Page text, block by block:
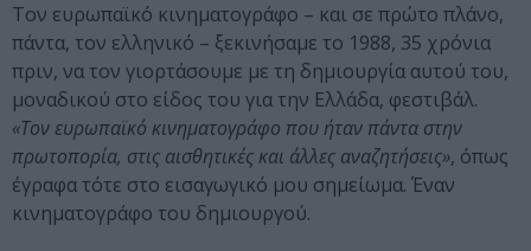
Τον ευρωπαϊκό κινηματογράφο – και σε πρώτο πλάνο,
πάντα, τον ελληνικό – ξεκινήσαμε το 1988, 35 χρόνια
πριν, να τον γιορτάσουμε με τη δημιουργία αυτού του,
μοναδικού στο είδος του για την Ελλάδα, φεστιβάλ.
«Τον ευρωπαϊκό κινηματογράφο που ήταν πάντα στην
πρωτοπορία, στις αισθητικές και άλλες αναζητήσεις», όπως
έγραφα τότε στο εισαγωγικό μου σημείωμα. Έναν
κινηματογράφο του δημιουργού.